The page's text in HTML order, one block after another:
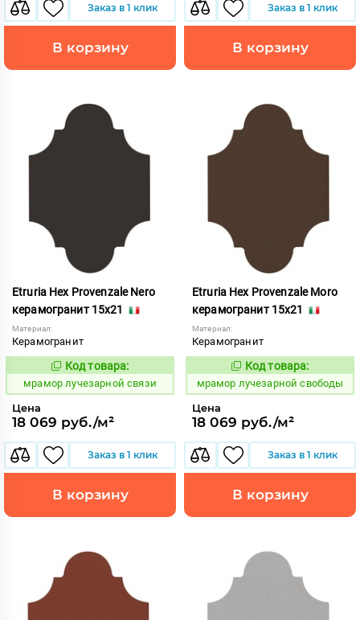
Заказ в 1 клик
В корзину
Заказ в 1 клик
В корзину
Etruria Hex Provenzale Nero
керамогранит 15x21
Материал:
Керамогранит
1073461
Код товара:
мрамор лучезарной связи
Цена
18 069 руб./м²
Заказ в 1 клик
В корзину
Etruria Hex Provenzale Moro
керамогранит 15x21
Материал:
Керамогранит
1073460
Код товара:
мрамор лучезарной свободы
Цена
18 069 руб./м²
Заказ в 1 клик
В корзину